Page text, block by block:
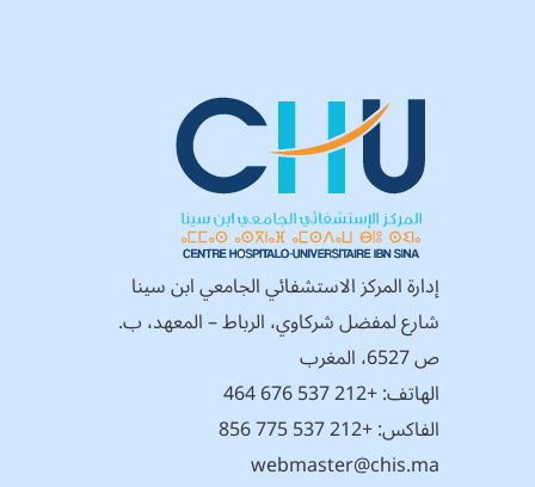
إدارة المركز الاستشفائي الجامعي ابن سينا
شارع لمفضل شركاوي، الرباط – المعهد، ب.
ص 6527، المغرب
الهاتف:+212 537 676 464
الفاكس: +212 537 775 856
webmaster@chis.ma